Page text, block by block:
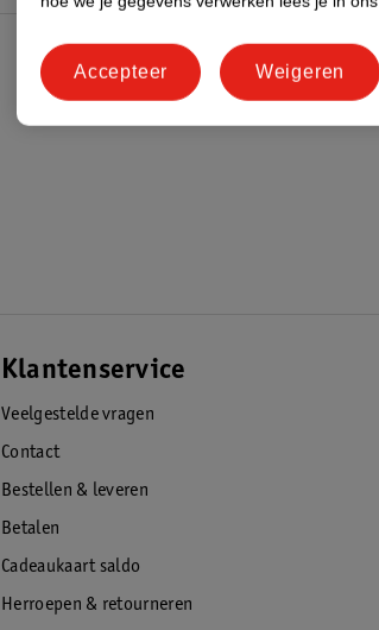
Klantenservice
Veelgestelde vragen
Contact
Bestellen & leveren
Betalen
Cadeaukaart saldo
Herroepen & retourneren
Weigeren
Accepteer